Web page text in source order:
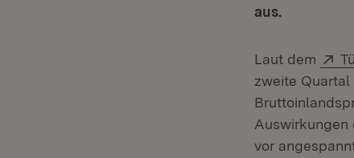
aus.
Laut dem
zweite
Auswirkungen
vor